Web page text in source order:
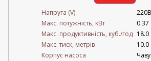
Напруга (V)
Mакс. потужність, кВт
0.37
Mакс. продуктивність, куб./год 18.0
Maкс. тиск, метрів
10.0
Корпус насоса